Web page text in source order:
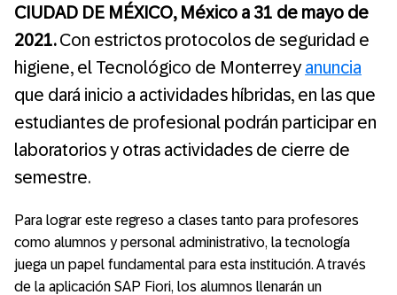
CIUDAD DE MÉXICO, México a 31 de mayo de
2021.Con estrictos protocolos de seguridad e
higiene, el Tecnológico de Monterreyanuncia
que dará inicio a actividades híbridas, en las que
estudiantes de profesional podrán participar en
laboratorios y otras actividades de cierre de
semestre.
Para lograr este regreso a clases tanto para profesores
como alumnos y personal administrativo, la tecnología
juega un papel fundamental para esta institución. A través
de la aplicación SAP Fiori, los alumnos llenarán un